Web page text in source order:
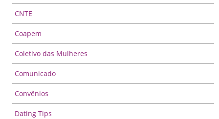
CNTE
Coapem
Coletivo das Mulheres
Comunicado
Convênios
Dating Tips